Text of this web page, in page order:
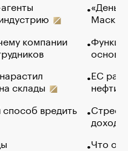
компании
склады
вредить
Маск в
основ
ЕС
нефти
Что